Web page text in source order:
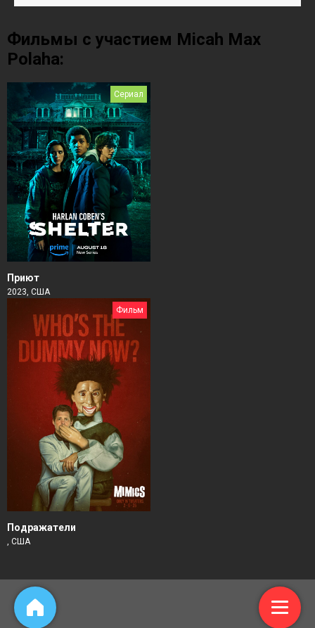
Фильмы с участием Micah Max
Polaha:
Сериал
Приют
2023, США
Фильм
Подражатели
, США